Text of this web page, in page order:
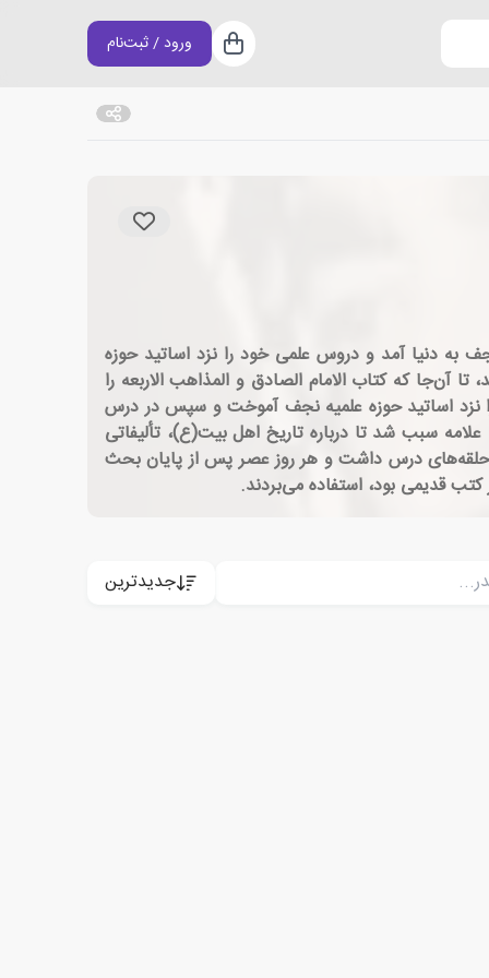
سبد خرید
ورود / ثبت‌نام
به اسد حیدر (۱۳۲۷-۱۴۰۵ق) از پژوهشگران و محققان شیعه در عراق است. او در سال ۱۳۲۷ق در نجف به دنیا آمد و دروس علمی خود را نزد اساتید حوزه
آن‌جا که کتاب الامام الصادق و المذاهب الاربعه را
را نزد اساتید حوزه علمیه نجف آموخت و سپس در درس
سبب شد تا درباره تاریخ اهل بیت(ع)، تألیفاتی
حلقه‌های درس داشت و هر روز عصر پس از پایان بحث
قدیمی بود، استفاده می‌بردند.
جدیدترین